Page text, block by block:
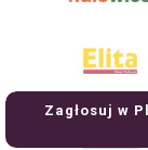
Zagłosuj w